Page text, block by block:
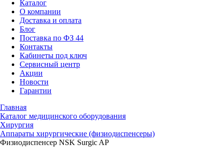
Каталог
О компании
Доставка и оплата
Блог
Поставка по ФЗ 44
Контакты
Кабинеты под ключ
Сервисный центр
Акции
Новости
Гарантии
Главная
Каталог медицинского оборудования
Хирургия
Аппараты хирургические (физиодиспенсеры)
Физиодиспенсер NSK Surgic AP